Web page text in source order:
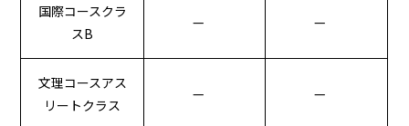
国際コースクラ
スB
— —
文理コースアス
リートクラス
— —